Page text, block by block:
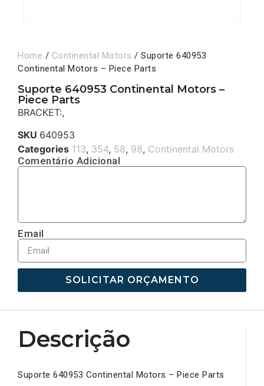
Home / Continental Motors / Suporte 640953
Continental Motors – Piece Parts
Suporte 640953 Continental Motors –
Piece Parts
BRACKET:,
SKU 640953
Categories 113, 354, 58, 98, Continental Motors
Comentário Adicional
Email
SOLICITAR ORÇAMENTO
Descrição
Suporte 640953 Continental Motors – Piece Parts